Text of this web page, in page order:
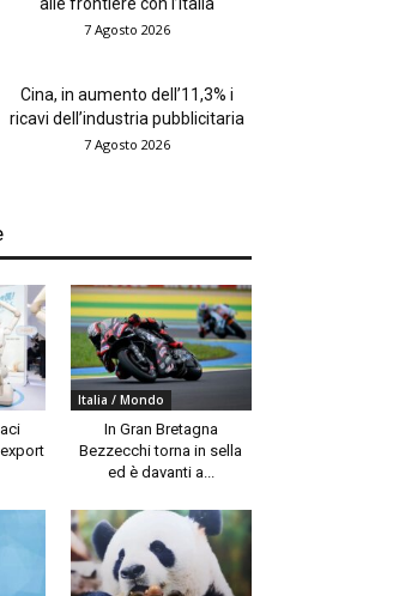
alle frontiere con l’Italia
7 Agosto 2026
Cina, in aumento dell’11,3% i
ricavi dell’industria pubblicitaria
7 Agosto 2026
Italia / Mondo
In Gran Bretagna
Bezzecchi torna in sella
ed è davanti a...